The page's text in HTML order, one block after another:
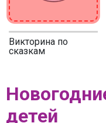
Викторина по
сказкам
детей